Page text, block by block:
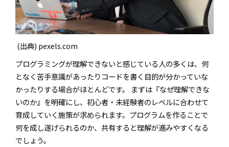
(出典) pexels.com
プログラミングが理解できないと感じている人の多くは、何
となく苦手意識があったりコードを書く目的が分かっていな
かったりする場合がほとんどです。 まずは『なぜ理解できな
いのか』を明確にし、初心者・未経験者のレベルに合わせて
育成していく施策が求められます。プログラムを作ることで
何を成し遂げられるのか、共有すると理解が進みやすくなる
でしょう。